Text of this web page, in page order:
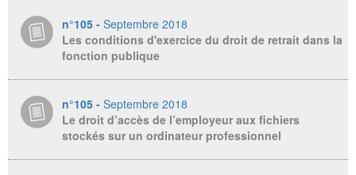
n°105 - Septembre 2018
Les conditions d'exercice du droit de retrait dans la
fonction publique
n°105 - Septembre 2018
Le droit d’accès de l’employeur aux fichiers
stockés sur un ordinateur professionnel